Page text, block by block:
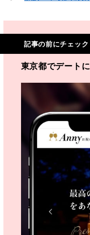
記事の前にチェック
東京都でデート